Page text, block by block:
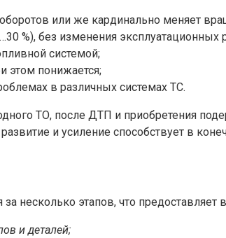
или же кардинально меняет
%), без изменения
системой;
этом понижается;
в различных системах ТС.
ТО, после ДТП и приобретения
и усиление способствует в
несколько этапов, что предоставляет
и деталей;